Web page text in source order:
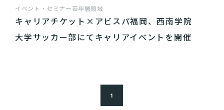
イベント・セミナー若年層領域
キャリアチケット×アビスパ福岡、西南学院
大学サッカー部にてキャリアイベントを開催
1